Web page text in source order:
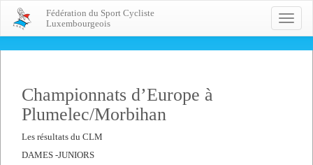
Toggle
Fédération du Sport Cycliste
Luxembourgeois
Championnats d’Europe à
Plumelec/Morbihan
Les résultats du CLM
DAMES -JUNIORS